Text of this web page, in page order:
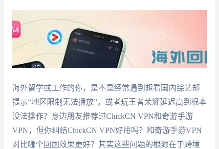
海外留学或工作的你，是不是经常遇到想看国内综艺却
提示“地区限制无法播放”，或者玩王者荣耀延迟高到根本
没法操作？身边朋友推荐过ChickCN VPN和奇游手游
VPN，但你纠结ChickCN VPN好用吗？和奇游手游VPN
对比哪个回国效果更好？其实这些问题的根源在于跨境